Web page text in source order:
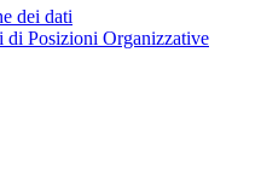
dei dati
Posizioni Organizzative